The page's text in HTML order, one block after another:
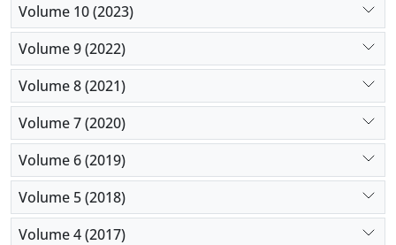
Volume 10 (2023)
Volume 9 (2022)
Volume 8 (2021)
Volume 7 (2020)
Volume 6 (2019)
Volume 5 (2018)
Volume 4 (2017)